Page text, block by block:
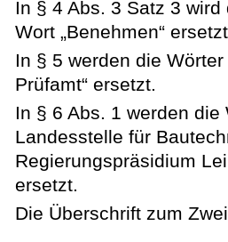
In § 4 Abs. 3 Satz 3 wird
Wort „Benehmen“
In § 5 werden die
Prüfamt“ ersetzt.
In § 6 Abs. 1 werden
Landesstelle für
Regierungspräsidium
ersetzt.
Die Überschrift zum